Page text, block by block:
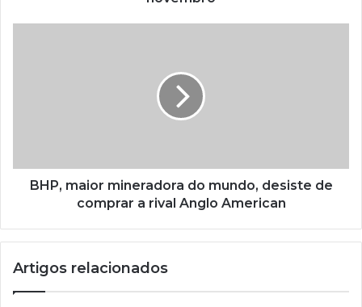
BHP, maior mineradora do mundo, desiste de
comprar a rival Anglo American
Artigos relacionados